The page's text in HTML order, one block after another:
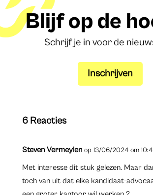
Blijf op de
Schrijf je in voor de
Inschrijven
6 Reacties
Steven Vermeylen op 13/06/2024 om
Met interesse dit stuk gelezen. Maar
toch van uit dat elke kandidaat-